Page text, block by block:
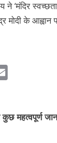
ने ‘मंदिर
मोदी के आह्वान
महत्वपूर्ण